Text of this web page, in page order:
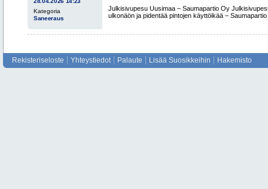
Kategoria
Saneeraus
Julkisivupesu Uusimaa – Saumapartio Oy
ulkonäön ja pidentää pintojen käyttöikää –
Rekisteriseloste Yhteystiedot Palaute Lisää Suosikkeihin Hakemisto